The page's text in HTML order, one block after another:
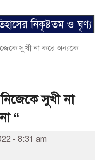
নিকৃষ্টতম ও ঘৃণ্য
সুখী না করে অন্যকে
সুখী না
“
- 8:31 am